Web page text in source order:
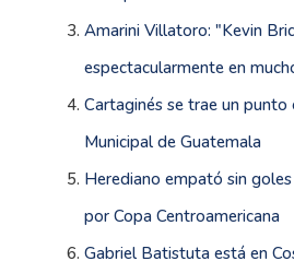
Amarini Villatoro: "Kevin
espectacularmente en
Cartaginés se trae un
Municipal de Guatemala
Herediano empató sin
por Copa Centroamericana
Gabriel Batistuta está en